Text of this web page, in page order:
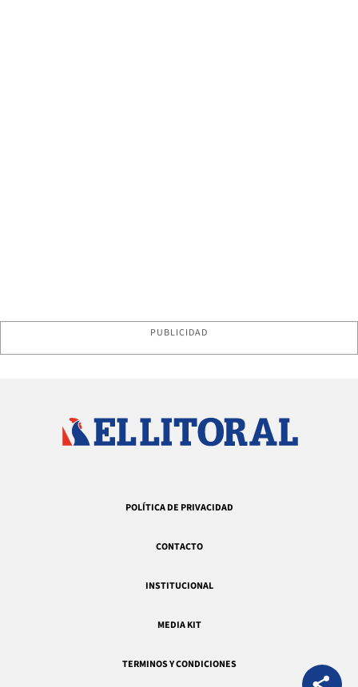
PUBLICIDAD
POLÍTICA DE PRIVACIDAD
CONTACTO
INSTITUCIONAL
MEDIA KIT
TERMINOS Y CONDICIONES